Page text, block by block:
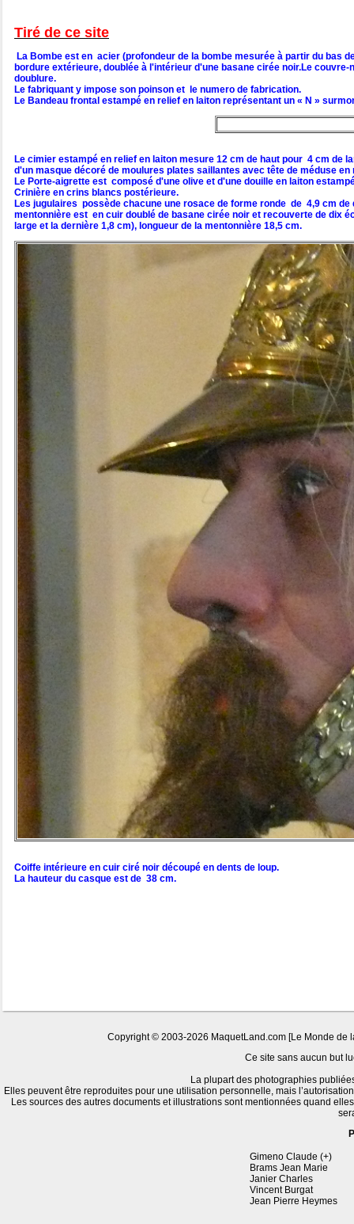
Tiré de ce site
La Bombe est en acier (profondeur de la bombe mesurée à partir du bas
bordure extérieure, doublée à l'intérieur d'une basane cirée noir.Le
doublure.
Le fabriquant y impose son poinson et le numero de fabrication.
Le Bandeau frontal estampé en relief en laiton représentant un « N »
Le cimier estampé en relief en laiton mesure 12 cm de haut pour 4 cm
d'un masque décoré de moulures plates saillantes avec tête de méduse en
Le Porte-aigrette est composé d'une olive et d'une douille en laiton
Crinière en crins blancs postérieure.
Les jugulaires possède chacune une rosace de forme ronde de 4,9 cm
mentonnière est en cuir doublé de basane cirée noir et recouverte de dix
large et la dernière 1,8 cm), longueur de la mentonnière 18,5 cm.
Coiffe intérieure en cuir ciré noir découpé en dents de loup.
La hauteur du casque est de 38 cm.
Copyright © 2003-2026 MaquetLand.com [Le Monde de
Ce site sans aucun but
La plupart des photographies
Elles peuvent être reproduites pour une utilisation personnelle, mais
Les sources des autres documents et illustrations sont mentionnées quand
Gimeno Claude (+)
Brams Jean Marie
Janier Charles
Vincent Burgat
Jean Pierre Heymes